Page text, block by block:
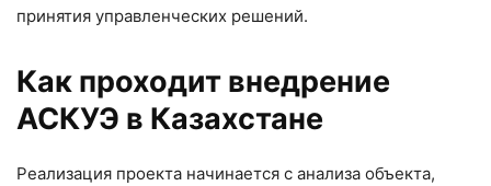
принятия управленческих решений.
Как проходит внедрение
АСКУЭ в Казахстане
Реализация проекта начинается с анализа объекта,